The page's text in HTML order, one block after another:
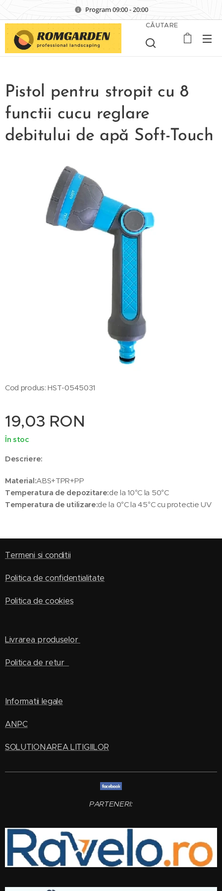
Program 09:00 - 20:00
CĂUTARE
Pistol pentru stropit cu 8
functii cucu reglare
debitului de apă Soft-Touch
Cod produs: HST-0545031
19,03 RON
În stoc
Descriere:
Material:ABS+TPR+PP
Temperatura de depozitare:de la 10°C la 50°C
Temperatura de utilizare:de la 0°C la 45°C cu protectie UV
Termeni si conditii
Politica de confidentialitate
Politica de cookies
Livrarea produselor
Politica de retur
Informatii legale
ANPC
SOLUTIONAREA LITIGIILOR
PARTENERI: